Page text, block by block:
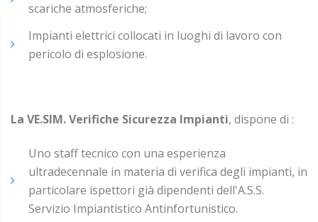
scariche atmosferiche;
Impianti elettrici collocati in luoghi di lavoro con
pericolo di esplosione.
La VE.SIM. Verifiche Sicurezza Impianti, dispone di :
Uno staff tecnico con una esperienza
ultradecennale in materia di verifica degli impianti, in
particolare ispettori già dipendenti dell'A.S.S.
Servizio Impiantistico Antinfortunistico.